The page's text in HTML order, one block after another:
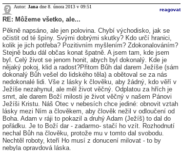
Autor: Jana dne 8. února 2013 v 09:51
reagovat
RE: Môžeme všetko, ale...
Pěkně napsáno, ale jen polovina. Chybí východisko, jak se
očistit od té špíny. Svými dobrými skutky? Kdo určí hranici,
kolik je jich potřeba? Pozitivním myšlením? Zdokonalováním?
Stejně budu dál občas konat špatně. A jsem tam, kde jsem
byl. Celý život se jenom honit, abych byl dokonalý. Kde je
nějaký pokoj, klid a radost?Přitom Bůh dal darem Ježíše (sám
dokonalý Bůh vešel do lidského těla) a obětoval se za nás
nedokonalé lidi. Vše z lásky k člověku, aby žádný, kdo věří v
Ježíše nezahynul, ale měl život věčný. Odplatou za hřích je
smrt, ale darem Boží milosti je život věčný v našem Pánovi
Ježíši Kristu. Náš Otec v nebesích chce jediné: obnovit vztah
lásky mezi Ním a člověkem, aby člověk nežil v odloučení od
Boha. Adam v ráji to pokazil a druhý Adam (Ježíš) to dal do
pořádku. Je to Boží dar - zadarmo- stačí ho vzít. Rozhodnutí
nechal Bůh na člověku, protože mu v tomto dal svobodu.
Nechtěl roboty, kteří Ho musí z donucení milovat - to by
nebyla opravdová láska.